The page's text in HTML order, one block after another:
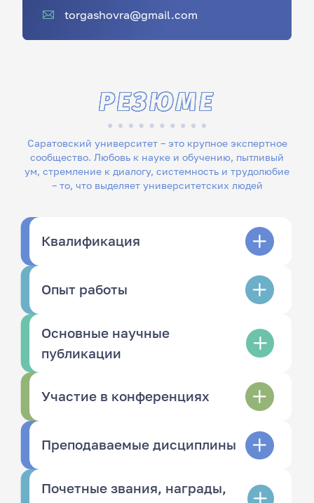
torgashovra@gmail.com
Саратовский университет – это крупное экспертное
сообщество. Любовь к науке и обучению, пытливый
ум, стремление к диалогу, системность и трудолюбие
– то, что выделяет университетских людей
РЕЗЮМЕ
Квалификация
Опыт работы
Основные научные
публикации
Участие в конференциях
Преподаваемые дисциплины
Почетные звания, награды,